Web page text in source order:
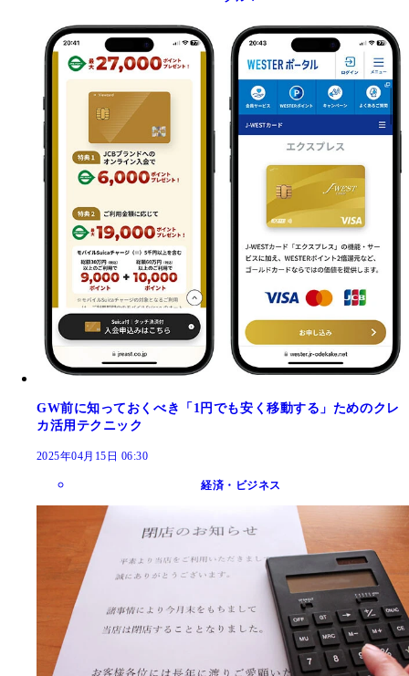
GW前に知っておくべき「1円でも安く移動する」ためのクレ
カ活用テクニック
2025年04月15日 06:30
経済・ビジネス